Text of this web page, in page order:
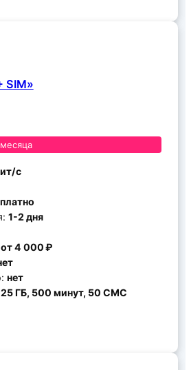
SIM»
с
1-2 дня
от 4 000 ₽
нет
25 ГБ, 500 минут, 50 СМС